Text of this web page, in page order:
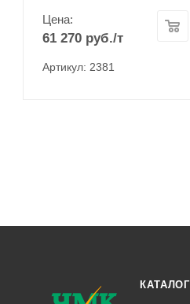
Цена:
61 270 руб./т
Артикул: 2381
КАТАЛОГ